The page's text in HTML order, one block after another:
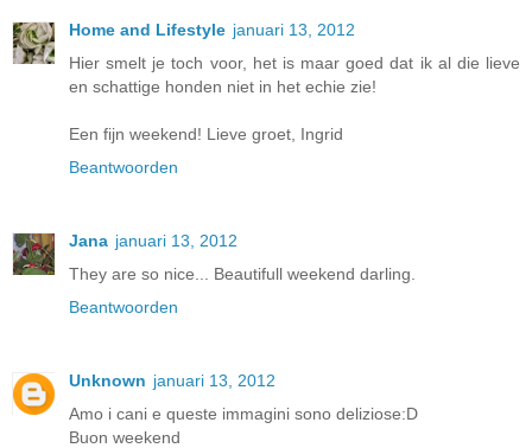
Home and Lifestyle januari 13, 2012
Hier smelt je toch voor, het is maar goed dat ik al die lieve
en schattige honden niet in het echie zie!
Een fijn weekend! Lieve groet, Ingrid
Beantwoorden
Jana januari 13, 2012
They are so nice... Beautifull weekend darling.
Beantwoorden
Unknown januari 13, 2012
Amo i cani e queste immagini sono deliziose:D
Buon weekend